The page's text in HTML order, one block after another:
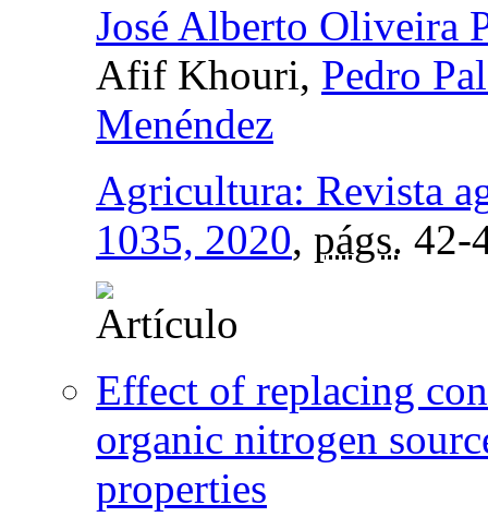
José Alberto Oliveira
Afif Khouri, Pedro
Menéndez
Agricultura: Revista
1035, 2020, págs. 42-
Effect of replacing
organic nitrogen
properties